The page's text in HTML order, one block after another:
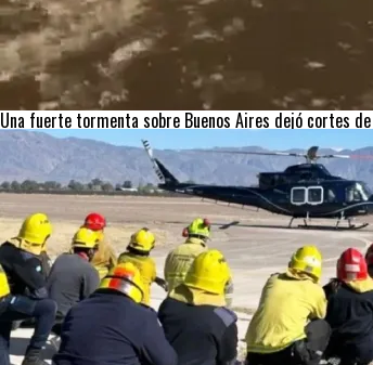
Una fuerte tormenta sobre Buenos Aires dejó cortes